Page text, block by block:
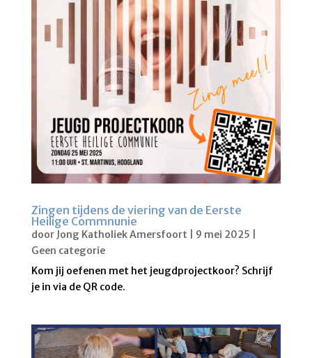
Zingen tijdens de viering van de Eerste
Heilige Commnunie
door Jong Katholiek Amersfoort 9 mei 2025
Geen categorie
Kom jij oefenen met het jeugdprojectkoor? Schrijf
je in via de QR code.